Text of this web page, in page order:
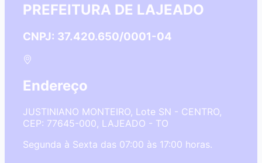
PREFEITURA DE LAJEADO
CNPJ: 37.420.650/0001-04
Endereço
JUSTINIANO MONTEIRO, Lote SN - CENTRO,
CEP: 77645-000, LAJEADO - TO
Segunda à Sexta das 07:00 às 17:00 horas.